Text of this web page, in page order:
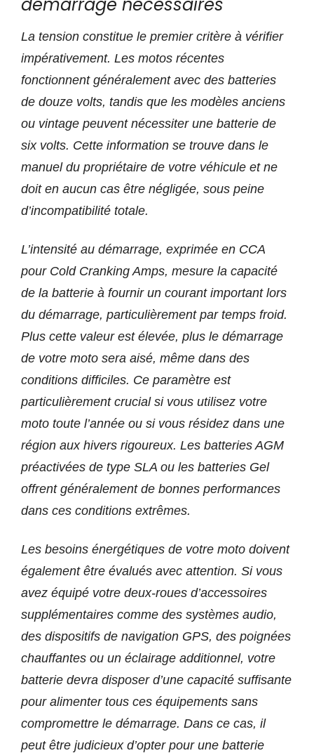
démarrage nécessaires
La tension constitue le premier critère à vérifier
impérativement. Les motos récentes
fonctionnent généralement avec des batteries
de douze volts, tandis que les modèles anciens
ou vintage peuvent nécessiter une batterie de
six volts. Cette information se trouve dans le
manuel du propriétaire de votre véhicule et ne
doit en aucun cas être négligée, sous peine
d’incompatibilité totale.
L’intensité au démarrage, exprimée en CCA
pour Cold Cranking Amps, mesure la capacité
de la batterie à fournir un courant important lors
du démarrage, particulièrement par temps froid.
Plus cette valeur est élevée, plus le démarrage
de votre moto sera aisé, même dans des
conditions difficiles. Ce paramètre est
particulièrement crucial si vous utilisez votre
moto toute l’année ou si vous résidez dans une
région aux hivers rigoureux. Les batteries AGM
préactivées de type SLA ou les batteries Gel
offrent généralement de bonnes performances
dans ces conditions extrêmes.
Les besoins énergétiques de votre moto doivent
également être évalués avec attention. Si vous
avez équipé votre deux-roues d’accessoires
supplémentaires comme des systèmes audio,
des dispositifs de navigation GPS, des poignées
chauffantes ou un éclairage additionnel, votre
batterie devra disposer d’une capacité suffisante
pour alimenter tous ces équipements sans
compromettre le démarrage. Dans ce cas, il
peut être judicieux d’opter pour une batterie